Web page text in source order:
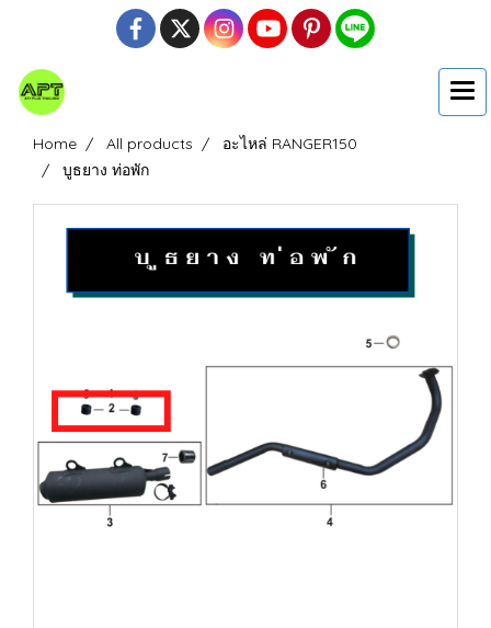
Home All products
อะไหล่ RANGER150
บูธยาง ท่อพัก